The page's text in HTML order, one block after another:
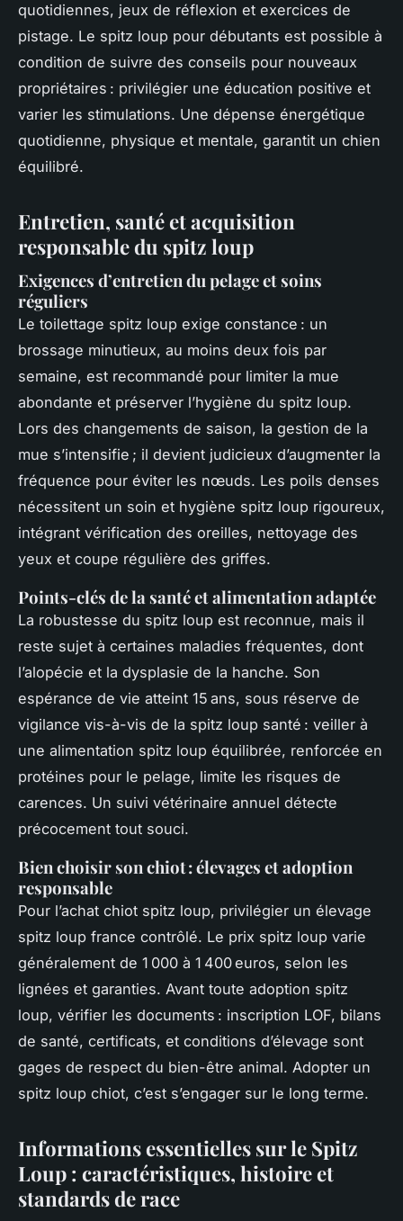
quotidiennes, jeux de réflexion et exercices de
pistage. Le spitz loup pour débutants est possible à
condition de suivre des conseils pour nouveaux
propriétaires : privilégier une éducation positive et
varier les stimulations. Une dépense énergétique
quotidienne, physique et mentale, garantit un chien
équilibré.
Entretien, santé et acquisition
responsable du spitz loup
Exigences d’entretien du pelage et soins
réguliers
Le toilettage spitz loup exige constance : un
brossage minutieux, au moins deux fois par
semaine, est recommandé pour limiter la mue
abondante et préserver l’hygiène du spitz loup.
Lors des changements de saison, la gestion de la
mue s’intensifie ; il devient judicieux d’augmenter la
fréquence pour éviter les nœuds. Les poils denses
nécessitent un soin et hygiène spitz loup rigoureux,
intégrant vérification des oreilles, nettoyage des
yeux et coupe régulière des griffes.
Points-clés de la santé et alimentation adaptée
La robustesse du spitz loup est reconnue, mais il
reste sujet à certaines maladies fréquentes, dont
l’alopécie et la dysplasie de la hanche. Son
espérance de vie atteint 15 ans, sous réserve de
vigilance vis-à-vis de la spitz loup santé : veiller à
une alimentation spitz loup équilibrée, renforcée en
protéines pour le pelage, limite les risques de
carences. Un suivi vétérinaire annuel détecte
précocement tout souci.
Bien choisir son chiot : élevages et adoption
responsable
Pour l’achat chiot spitz loup, privilégier un élevage
spitz loup france contrôlé. Le prix spitz loup varie
généralement de 1 000 à 1 400 euros, selon les
lignées et garanties. Avant toute adoption spitz
loup, vérifier les documents : inscription LOF, bilans
de santé, certificats, et conditions d’élevage sont
gages de respect du bien-être animal. Adopter un
spitz loup chiot, c’est s’engager sur le long terme.
Informations essentielles sur le Spitz
Loup : caractéristiques, histoire et
standards de race